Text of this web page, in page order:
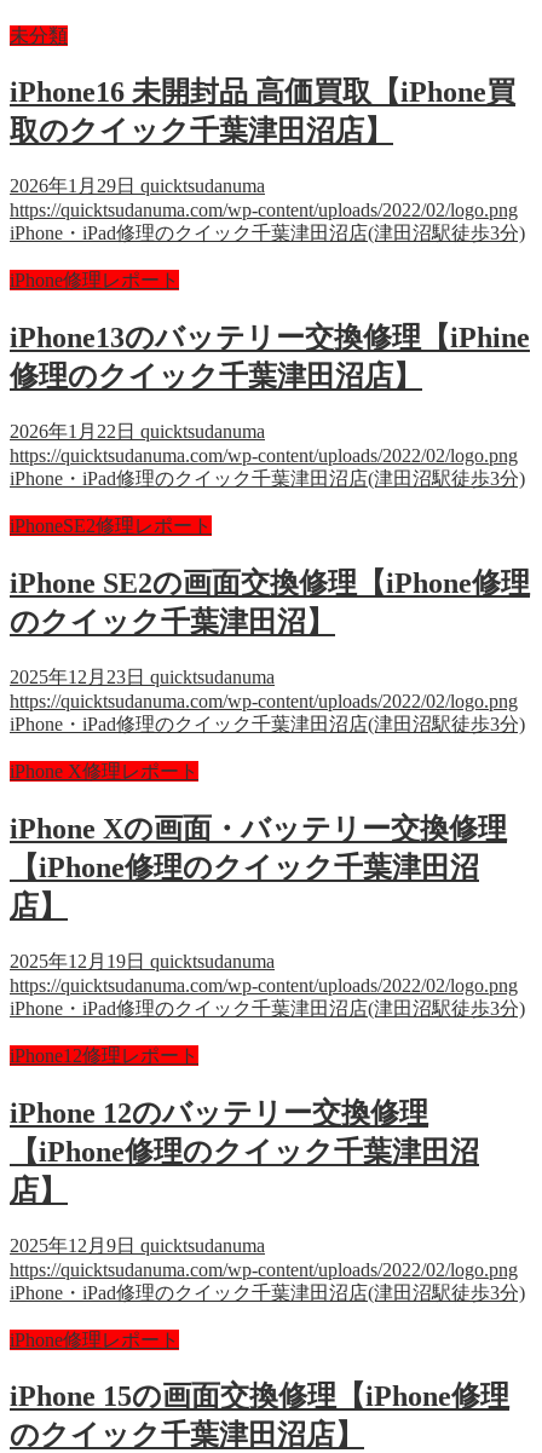
未分類
iPhone16 未開封品 高価買取【iPhone買
取のクイック千葉津田沼店】
2026年1月29日 quicktsudanuma
https://quicktsudanuma.com/wp-content/uploads/2022/02/logo.png
iPhone・iPad修理のクイック千葉津田沼店(津田沼駅徒歩3分)
iPhone修理レポート
iPhone13のバッテリー交換修理【iPhine
修理のクイック千葉津田沼店】
2026年1月22日 quicktsudanuma
https://quicktsudanuma.com/wp-content/uploads/2022/02/logo.png
iPhone・iPad修理のクイック千葉津田沼店(津田沼駅徒歩3分)
iPhoneSE2修理レポート
iPhone SE2の画面交換修理【iPhone修理
のクイック千葉津田沼】
2025年12月23日 quicktsudanuma
https://quicktsudanuma.com/wp-content/uploads/2022/02/logo.png
iPhone・iPad修理のクイック千葉津田沼店(津田沼駅徒歩3分)
iPhone X修理レポート
iPhone Xの画面・バッテリー交換修理
【iPhone修理のクイック千葉津田沼
店】
2025年12月19日 quicktsudanuma
https://quicktsudanuma.com/wp-content/uploads/2022/02/logo.png
iPhone・iPad修理のクイック千葉津田沼店(津田沼駅徒歩3分)
iPhone12修理レポート
iPhone 12のバッテリー交換修理
【iPhone修理のクイック千葉津田沼
店】
2025年12月9日 quicktsudanuma
https://quicktsudanuma.com/wp-content/uploads/2022/02/logo.png
iPhone・iPad修理のクイック千葉津田沼店(津田沼駅徒歩3分)
iPhone修理レポート
iPhone 15の画面交換修理【iPhone修理
のクイック千葉津田沼店】